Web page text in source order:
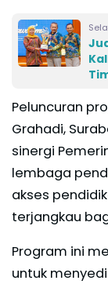
Peluncuran
Grahadi,
sinergi
lembaga
akses
terjangkau
Program ini
untuk